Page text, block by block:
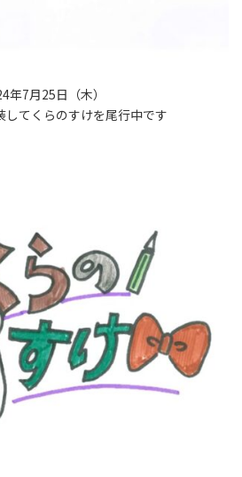
年7月25日（木）
してくらのすけを尾行中です